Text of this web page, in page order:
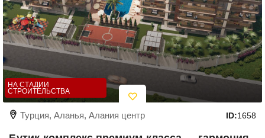
НА СТАДИИ
СТРОИТЕЛЬСТВА
Турция, Аланья, Алания центр ID:1658